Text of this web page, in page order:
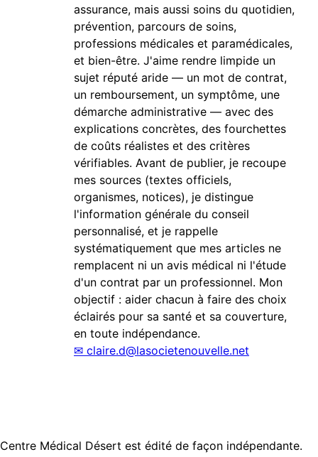
assurance, mais aussi soins du quotidien,
prévention, parcours de soins,
professions médicales et paramédicales,
et bien-être. J'aime rendre limpide un
sujet réputé aride — un mot de contrat,
un remboursement, un symptôme, une
démarche administrative — avec des
explications concrètes, des fourchettes
de coûts réalistes et des critères
vérifiables. Avant de publier, je recoupe
mes sources (textes officiels,
organismes, notices), je distingue
l'information générale du conseil
personnalisé, et je rappelle
systématiquement que mes articles ne
remplacent ni un avis médical ni l'étude
d'un contrat par un professionnel. Mon
objectif : aider chacun à faire des choix
éclairés pour sa santé et sa couverture,
en toute indépendance.
✉ claire.d@lasocietenouvelle.net
Centre Médical Désert est édité de façon indépendante.